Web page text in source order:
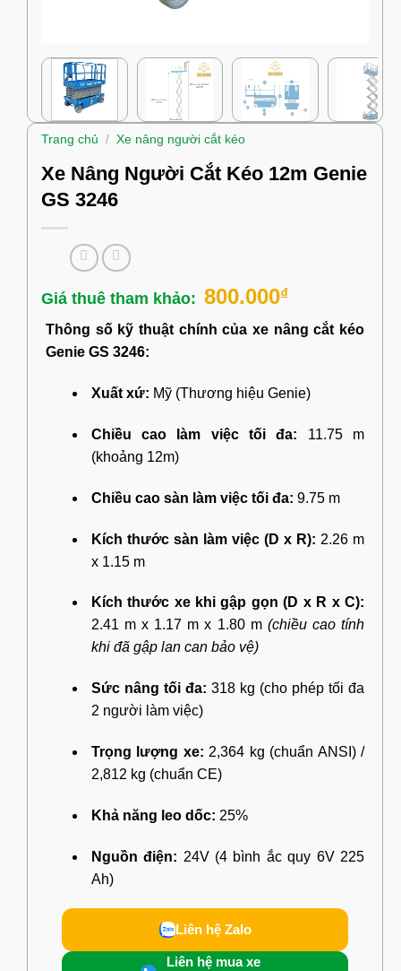
Trang chủ / Xe nâng người cắt kéo
Xe Nâng Người Cắt Kéo 12m Genie
GS 3246
800.000₫
Thông số kỹ thuật chính của xe nâng cắt kéo
Genie GS 3246:
Xuất xứ: Mỹ (Thương hiệu Genie)
Chiều cao làm việc tối đa: 11.75 m
(khoảng 12m)
Chiều cao sàn làm việc tối đa: 9.75 m
Kích thước sàn làm việc (D x R): 2.26 m
x 1.15 m
Kích thước xe khi gập gọn (D x R x C):
2.41 m x 1.17 m x 1.80 m (chiều cao tính
khi đã gập lan can bảo vệ)
Sức nâng tối đa: 318 kg (cho phép tối đa
2 người làm việc)
Trọng lượng xe: 2,364 kg (chuẩn ANSI) /
2,812 kg (chuẩn CE)
Khả năng leo dốc: 25%
Nguồn điện: 24V (4 bình ắc quy 6V 225
Ah)
Liên hệ Zalo
Liên hệ mua xe